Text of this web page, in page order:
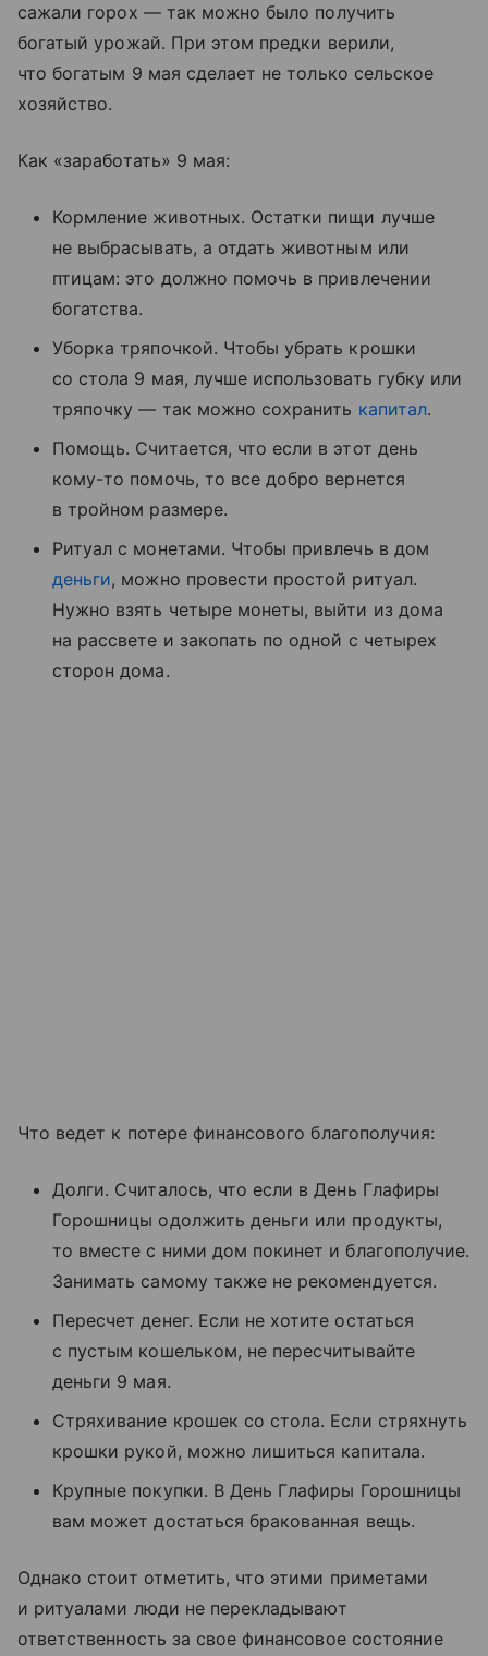
сажали горох — так можно было получить
богатый урожай. При этом предки верили,
что богатым 9 мая сделает не только сельское
хозяйство.
Как «заработать» 9 мая:
Кормление животных. Остатки пищи лучше
не выбрасывать, а отдать животным или
птицам: это должно помочь в привлечении
богатства.
Уборка тряпочкой. Чтобы убрать крошки
со стола 9 мая, лучше использовать губку или
тряпочку — так можно сохранить капитал.
Помощь. Считается, что если в этот день
кому-то помочь, то все добро вернется
в тройном размере.
Ритуал с монетами. Чтобы привлечь в дом
деньги, можно провести простой ритуал.
Нужно взять четыре монеты, выйти из дома
на рассвете и закопать по одной с четырех
сторон дома.
Что ведет к потере финансового благополучия:
Долги. Считалось, что если в День Глафиры
Горошницы одолжить деньги или продукты,
то вместе с ними дом покинет и благополучие.
Занимать самому также не рекомендуется.
Пересчет денег. Если не хотите остаться
с пустым кошельком, не пересчитывайте
деньги 9 мая.
Стряхивание крошек со стола. Если стряхнуть
крошки рукой, можно лишиться капитала.
Крупные покупки. В День Глафиры Горошницы
вам может достаться бракованная вещь.
Однако стоит отметить, что этими приметами
и ритуалами люди не перекладывают
ответственность за свое финансовое состояние